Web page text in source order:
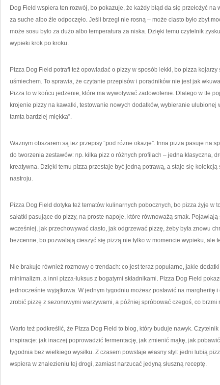
Dog Field wspiera ten rozwój, bo pokazuje, że każdy błąd da się przełożyć
za suche albo źle odpoczęło. Jeśli brzegi nie rosną – może ciasto było zbyt
może sosu było za dużo albo temperatura za niska. Dzięki temu czytelnik
wypieki krok po kroku.
Pizza Dog Field potrafi też opowiadać o pizzy w sposób lekki, bo pizza kojarzy
uśmiechem. To sprawia, że czytanie przepisów i poradników nie jest jak
Pizza to w końcu jedzenie, które ma wywoływać zadowolenie. Dlatego w tle
krojenie pizzy na kawałki, testowanie nowych dodatków, wybieranie
tamta bardziej miękka”.
Ważnym obszarem są też przepisy “pod różne okazje”. Inna pizza pasuje na
do tworzenia zestawów: np. kilka pizz o różnych profilach – jedna klasyczna,
kreatywna. Dzięki temu pizza przestaje być jedną potrawą, a staje się
nastroju.
Pizza Dog Field dotyka też tematów kulinarnych pobocznych, bo pizza żyje w
sałatki pasujące do pizzy, na proste napoje, które równoważą smak.
wcześniej, jak przechowywać ciasto, jak odgrzewać pizzę, żeby była znowu
bezcenne, bo pozwalają cieszyć się pizzą nie tylko w momencie wypieku, ale
Nie brakuje również rozmowy o trendach: co jest teraz popularne, jakie
minimalizm, a inni pizza-luksus z bogatymi składnikami. Pizza Dog Field
jednocześnie wyjątkowa. W jednym tygodniu możesz postawić na margheritę
zrobić pizzę z sezonowymi warzywami, a później spróbować czegoś, co
Warto też podkreślić, że Pizza Dog Field to blog, który buduje nawyk.
inspiracje: jak inaczej poprowadzić fermentację, jak zmienić mąkę, jak
tygodnia bez wielkiego wysiłku. Z czasem powstaje własny styl: jedni lubią
wspiera w znalezieniu tej drogi, zamiast narzucać jedyną słuszną receptę.